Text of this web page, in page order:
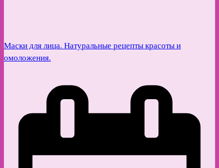
Маски для лица. Натуральные рецепты красоты и
омоложения.